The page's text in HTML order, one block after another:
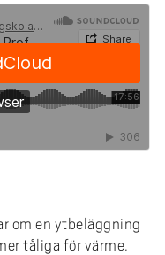
om en ytbeläggning
tåliga för värme.